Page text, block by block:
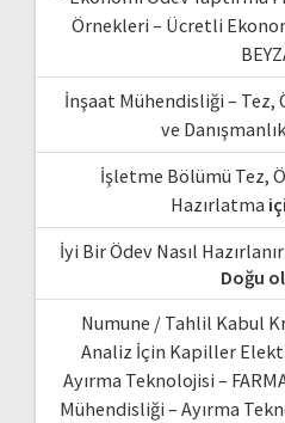
Örnekleri – Ücretli
İnşaat Mühendisliği – Tez,
ve Danışmanlık
İşletme Bölümü Tez,
Hazırlatma
İyi Bir Ödev Nasıl
Doğu
Numune / Tahlil Kabul
Analiz İçin Kapiller
Ayırma Teknolojisi –
Mühendisliği – Ayırma